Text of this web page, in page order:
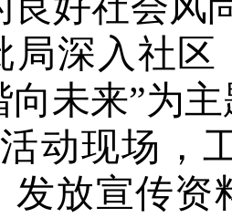
局深入社区
向未来”为
动现场，
发放宣传资